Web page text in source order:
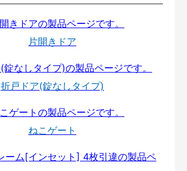
片開きドア
折戸ドア(錠なしタイプ)
ねこゲート